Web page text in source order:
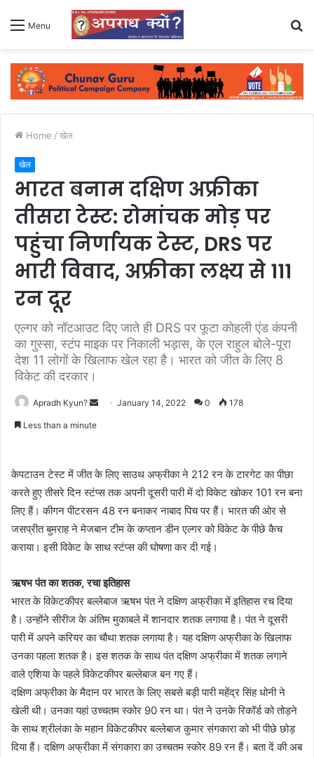
Menu
Home / खेल
खेल
भारत बनाम दक्षिण अफ्रीका
तीसरा टेस्ट: रोमांचक मोड़ पर
पहुंचा निर्णायक टेस्ट, DRS पर
भारी विवाद, अफ्रीका लक्ष्य से 111
रन दूर
एल्गर को नॉटआउट दिए जाते ही DRS पर फूटा कोहली एंड कंपनी
का गुस्सा, स्टंप माइक पर निकाली भड़ास, के एल राहुल बोले-पूरा
देश 11 लोगों के खिलाफ खेल रहा है। भारत को जीत के लिए 8
विकेट की दरकार।
Apradh Kyun?
a
i
January 14, 2022 0 178
Less than a minute
केपटाउन टेस्ट में जीत के लिए साउथ अफ्रीका ने 212 रन के टारगेट का पीछा
करते हुए तीसरे दिन स्टंप्स तक अपनी दूसरी पारी में दो विकेट खोकर 101 रन बना
लिए हैं। कीगन पीटरसन 48 रन बनाकर नाबाद पिच पर हैं। भारत की ओर से
जसप्रीत बुमराह ने मेजबान टीम के कप्तान डीन एल्गर को विकेट के पीछे कैच
कराया। इसी विकेट के साथ स्टंप्स की घोषणा कर दी गई।
ऋषभ पंत का शतक, रचा इतिहास
भारत के विकेटकीपर बल्लेबाज ऋषभ पंत ने दक्षिण अफ्रीका में इतिहास रच दिया
है। उन्होंने सीरीज के अंतिम मुकाबले में शानदार शतक लगाया है। पंत ने दूसरी
पारी में अपने करियर का चौथा शतक लगाया है। यह दक्षिण अफ्रीका के खिलाफ
उनका पहला शतक है। इस शतक के साथ पंत दक्षिण अफ्रीका में शतक लगाने
वाले एशिया के पहले विकेटकीपर बल्लेबाज बन गए हैं।
दक्षिण अफ्रीका के मैदान पर भारत के लिए सबसे बड़ी पारी महेंद्र सिंह धोनी ने
खेली थी। उनका यहां उच्चतम स्कोर 90 रन था। पंत ने उनके रिकॉर्ड को तोड़ने
के साथ श्रीलंका के महान विकेटकीपर बल्लेबाज कुमार संगकारा को भी पीछे छोड़
दिया हैं। दक्षिण अफ्रीका में संगकारा का उच्चतम स्कोर 89 रन हैं। बता दें की अब